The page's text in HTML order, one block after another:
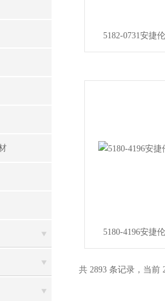
5182-0731安捷
5180-4196安捷
共 2893 条记录，当前